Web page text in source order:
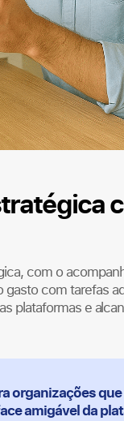
com o
com tarefas
plataformas e
organizações
amigável da